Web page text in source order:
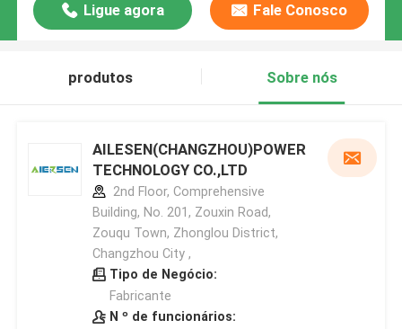
Ligue agora Fale Conosco
produtos Sobre nós
AILESEN(CHANGZHOU)POWER
TECHNOLOGY CO.,LTD
2nd Floor, Comprehensive
Building, No. 201, Zouxin Road,
Zouqu Town, Zhonglou District,
Changzhou City ,
Tipo de Negócio:
Fabricante
N º de funcionários: